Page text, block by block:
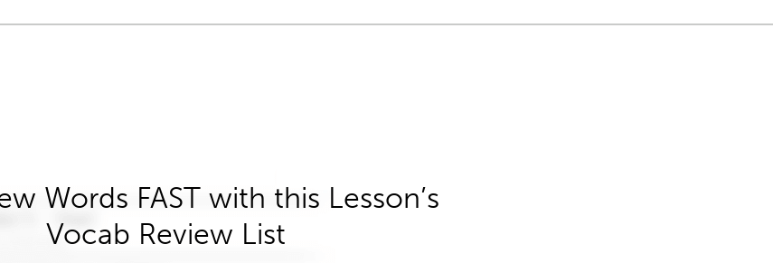
Words FAST with this Lesson’s
Vocab Review List